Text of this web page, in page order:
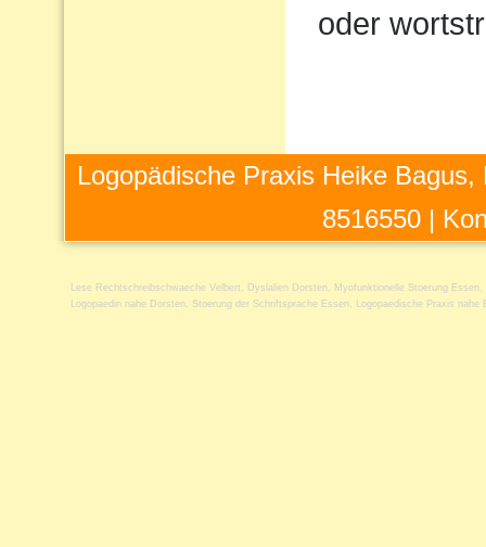
oder
Logopädische Praxis Heike
8516550 |
Lese Rechtschreibschwaeche Velbert , Dyslalien Dorsten , Myofunktionelle Stoerung Essen ,
Logopaedin nahe Dorsten , Stoerung der Schriftsprache Essen , Logopaedische Praxis nahe